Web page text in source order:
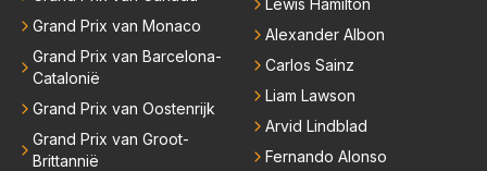
Grand Prix van Monaco
Grand Prix van Barcelona-
Catalonië
Grand Prix van Oostenrijk
Grand Prix van Groot-
Brittannië
Alexander Albon
Carlos Sainz
Liam Lawson
Arvid Lindblad
Fernando Alonso